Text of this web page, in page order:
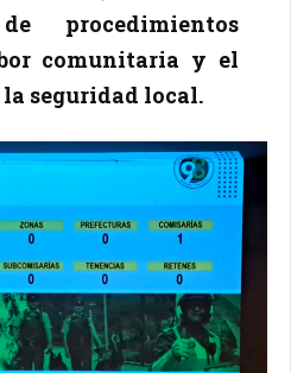
procedimientos
comunitaria y el
seguridad local.